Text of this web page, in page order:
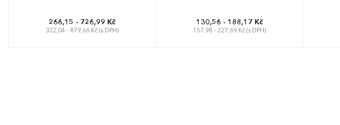
266,15 - 726,99 Kč
322,04 - 879,66 Kč (s DPH)
130,56 - 188,17 Kč
157,98 - 227,69 Kč (s DPH)